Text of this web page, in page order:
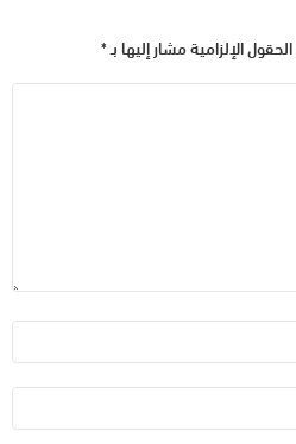
الحقول الإلزامية مشار إليها بـ*